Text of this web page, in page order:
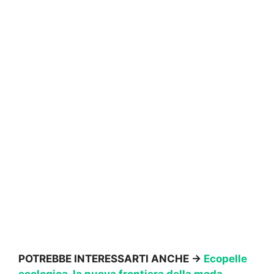
POTREBBE INTERESSARTI ANCHE → Ecopelle